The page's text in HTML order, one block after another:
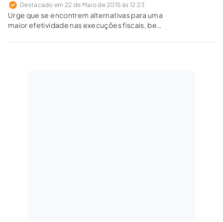
Destacado em 22 de Maio de 2015 às 12:23
Urge que se encontrem alternativas para uma
maior efetividade nas execuções fiscais, bem
judiciais. O protesto das CDAs parece